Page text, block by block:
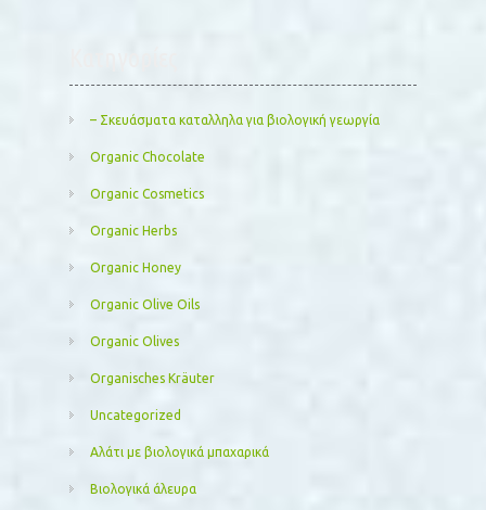
– Σκευάσματα καταλληλα για βιολογική γεωργία
Organic Chocolate
Organic Cosmetics
Organic Herbs
Organic Honey
Organic Olive Oils
Organic Olives
Organisches Kräuter
Uncategorized
Αλάτι με βιολογικά μπαχαρικά
Βιολογικά άλευρα